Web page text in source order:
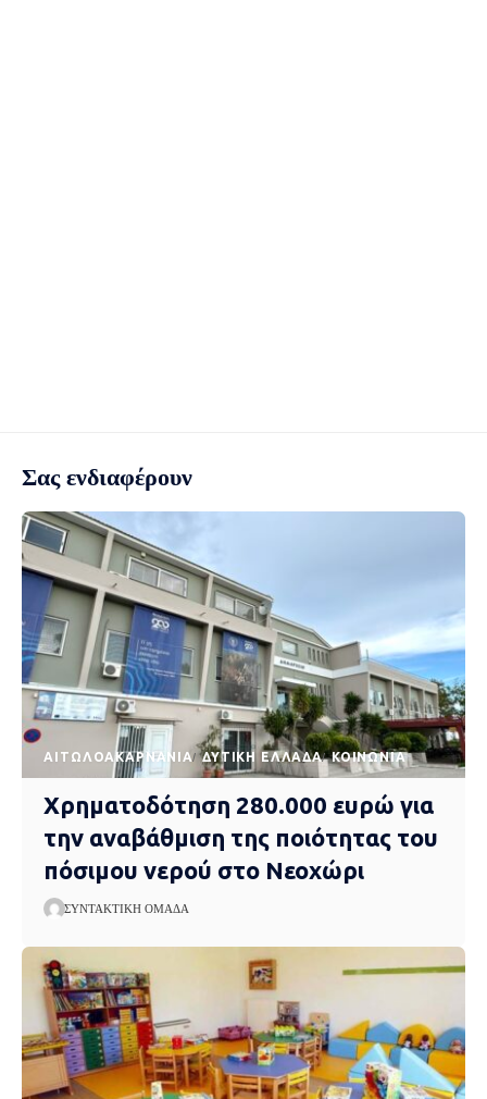
Σας ενδιαφέρουν
AΙΤΩΛΟΑΚΑΡΝΑΝΊΑ ΔΥΤΙΚΉ ΕΛΛΆΔΑ ΚΟΙΝΩΝΊΑ
Χρηματοδότηση 280.000 ευρώ για
την αναβάθμιση της ποιότητας του
πόσιμου νερού στο Νεοχώρι
ΣΥΝΤΑΚΤΙΚΉ ΟΜΆΔΑ